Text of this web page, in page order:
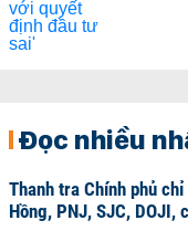
Đọc nhiều
Thanh tra Chính phủ
Hồng, PNJ, SJC, DOJI,